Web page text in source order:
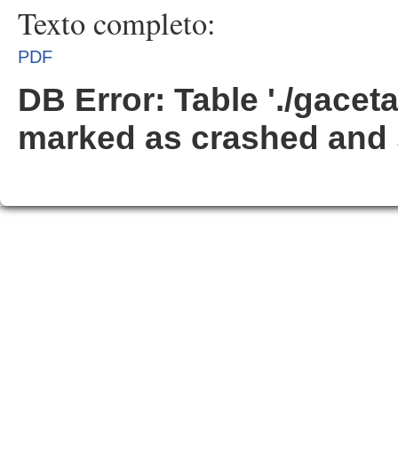
Texto completo:
PDF
DB Error: Table './
marked as crashed